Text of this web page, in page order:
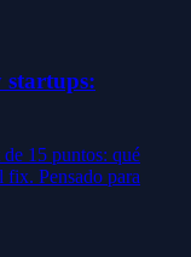
startups:
15 puntos: qué
Pensado para